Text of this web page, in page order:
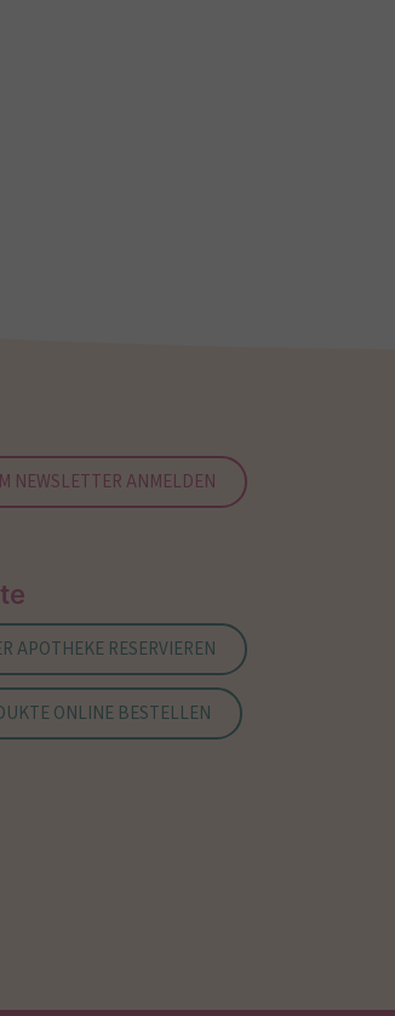
NEWSLETTER ANMELDEN
APOTHEKE RESERVIEREN
ONLINE BESTELLEN